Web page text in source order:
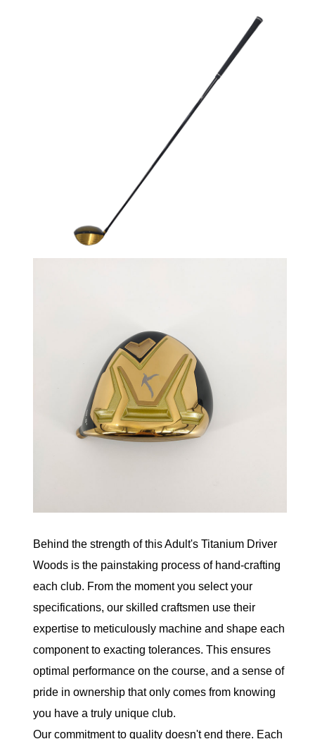
Behind the strength of this Adult's Titanium Driver
Woods is the painstaking process of hand-crafting
each club. From the moment you select your
specifications, our skilled craftsmen use their
expertise to meticulously machine and shape each
component to exacting tolerances. This ensures
optimal performance on the course, and a sense of
pride in ownership that only comes from knowing
you have a truly unique club.
Our commitment to quality doesn't end there. Each